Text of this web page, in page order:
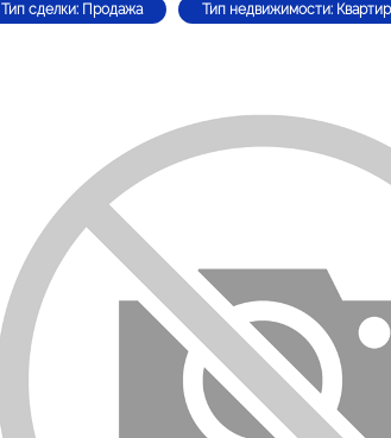
Тип сделки: Продажа Тип недвижимости: